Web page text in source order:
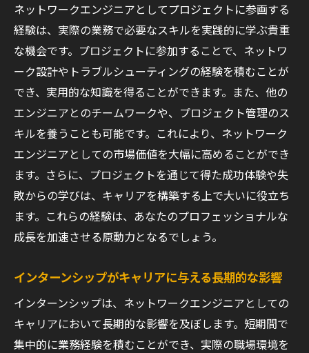
ネットワークエンジニアとしてプロジェクトに参画する
経験は、実際の業務で必要なスキルを実践的に学ぶ貴重
な機会です。プロジェクトに参加することで、ネットワ
ーク設計やトラブルシューティングの経験を積むことが
でき、実用的な知識を得ることができます。また、他の
エンジニアとのチームワークや、プロジェクト管理のス
キルを養うことも可能です。これにより、ネットワーク
エンジニアとしての市場価値を大幅に高めることができ
ます。さらに、プロジェクトを通じて得た成功体験や失
敗からの学びは、キャリアを構築する上で大いに役立ち
ます。これらの経験は、あなたのプロフェッショナルな
成長を加速させる原動力となるでしょう。
インターンシップがキャリアに与える長期的な影響
インターンシップは、ネットワークエンジニアとしての
キャリアにおいて長期的な影響を及ぼします。短期間で
集中的に業務経験を積むことができ、実際の職場環境を